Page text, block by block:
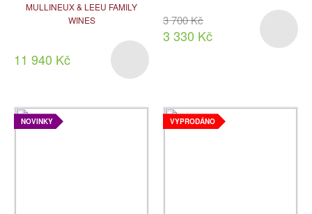
MULLINEUX & LEEU FAMILY
WINES
11 940 Kč
3 700 Kč
3 330 Kč
NOVINKY VYPRODÁNO